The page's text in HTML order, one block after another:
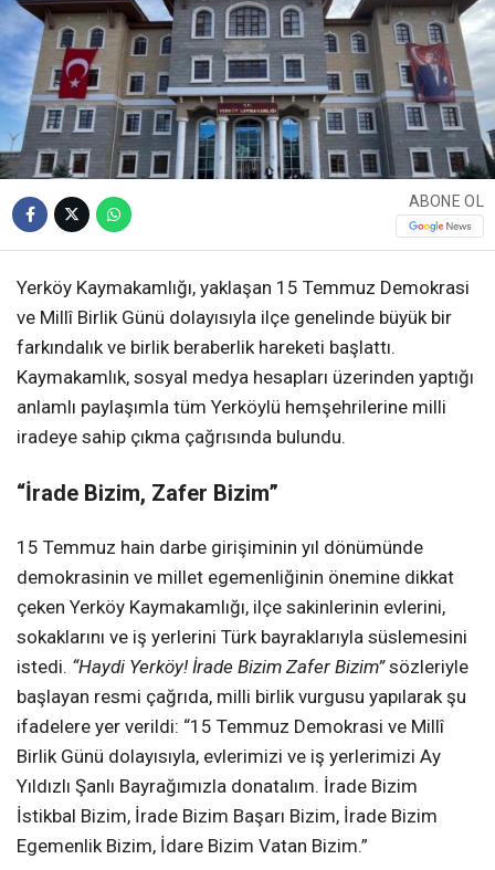
ABONE OL
Yerköy Kaymakamlığı, yaklaşan 15 Temmuz Demokrasi
ve Millî Birlik Günü dolayısıyla ilçe genelinde büyük bir
farkındalık ve birlik beraberlik hareketi başlattı.
Kaymakamlık, sosyal medya hesapları üzerinden yaptığı
anlamlı paylaşımla tüm Yerköylü hemşehrilerine milli
iradeye sahip çıkma çağrısında bulundu.
“İrade Bizim, Zafer Bizim”
15 Temmuz hain darbe girişiminin yıl dönümünde
demokrasinin ve millet egemenliğinin önemine dikkat
çeken Yerköy Kaymakamlığı, ilçe sakinlerinin evlerini,
sokaklarını ve iş yerlerini Türk bayraklarıyla süslemesini
istedi. “Haydi Yerköy! İrade Bizim Zafer Bizim”sözleriyle
başlayan resmi çağrıda, milli birlik vurgusu yapılarak şu
ifadelere yer verildi: “15 Temmuz Demokrasi ve Millî
Birlik Günü dolayısıyla, evlerimizi ve iş yerlerimizi Ay
Yıldızlı Şanlı Bayrağımızla donatalım. İrade Bizim
İstikbal Bizim, İrade Bizim Başarı Bizim, İrade Bizim
Egemenlik Bizim, İdare Bizim Vatan Bizim.”